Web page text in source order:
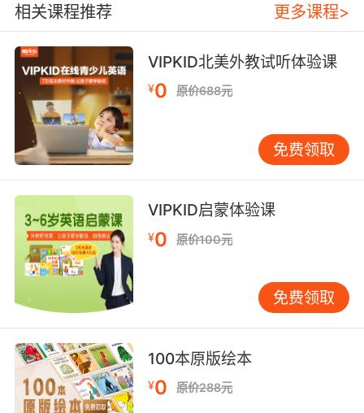
戏。模拟英语对话结束的场景，家长扮演外国朋
友，让孩子练习如何自然地结束对话。开始时可
以给予提示，比如问：“对话要结束了，你想说点
什么来表示这次聊天很开心呢？”，然后逐渐减少
提示，直到孩子能自主、流畅地运用。 另一个有
效的方法是，在观看英语影视作品时，特别留意
角色是如何结束对话的。观看儿童动画或节目
时，可以在对话结束的部分暂停，与孩子一起分
析角色说了什么以及为什么这么说。这种观察式
学习能帮助孩子理解语言在真实语境中的运用。
许多孩子不敢使用是担心发音或语法有误。此
时，家长应给予充分的鼓励，告诉孩子即使发音
不完全标准，对方也能理解其中的善意。语言交
流的本质在于沟通，诚意往往比绝对正确更重
要。 不同年龄段孩子的学习重点 对于3-6岁的幼
儿，重点应放在培养兴趣和建立基本语感上。这
个阶段不需要掌握所有表达，可以教最简单的
“Nice talking to you”，并配合挥手和微笑的动
作。家长可以通过英语儿歌或童谣，让孩子在轻
相关课程推荐 更多课程>
VIPKID北美外教试听体验课
¥0 原价688元
免费领取
VIPKID启蒙体验课
¥0 原价100元
免费领取
100本原版绘本
¥0 原价288元